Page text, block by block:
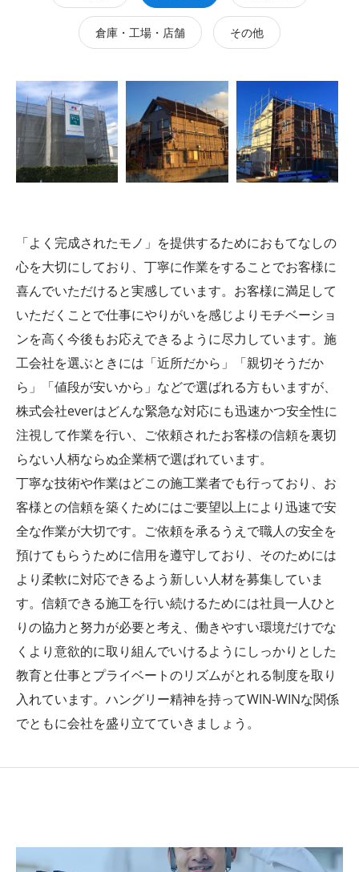
倉庫・工場・店舗 その他
「よく完成されたモノ」を提供するためにおもてなしの
心を大切にしており、丁寧に作業をすることでお客様に
喜んでいただけると実感しています。お客様に満足して
いただくことで仕事にやりがいを感じよりモチベーショ
ンを高く今後もお応えできるように尽力しています。施
工会社を選ぶときには「近所だから」「親切そうだか
ら」「値段が安いから」などで選ばれる方もいますが、
株式会社everはどんな緊急な対応にも迅速かつ安全性に
注視して作業を行い、ご依頼されたお客様の信頼を裏切
らない人柄ならぬ企業柄で選ばれています。
丁寧な技術や作業はどこの施工業者でも行っており、お
客様との信頼を築くためにはご要望以上により迅速で安
全な作業が大切です。ご依頼を承るうえで職人の安全を
預けてもらうために信用を遵守しており、そのためには
より柔軟に対応できるよう新しい人材を募集していま
す。信頼できる施工を行い続けるためには社員一人ひと
りの協力と努力が必要と考え、働きやすい環境だけでな
くより意欲的に取り組んでいけるようにしっかりとした
教育と仕事とプライベートのリズムがとれる制度を取り
入れています。ハングリー精神を持ってWIN-WINな関係
でともに会社を盛り立てていきましょう。